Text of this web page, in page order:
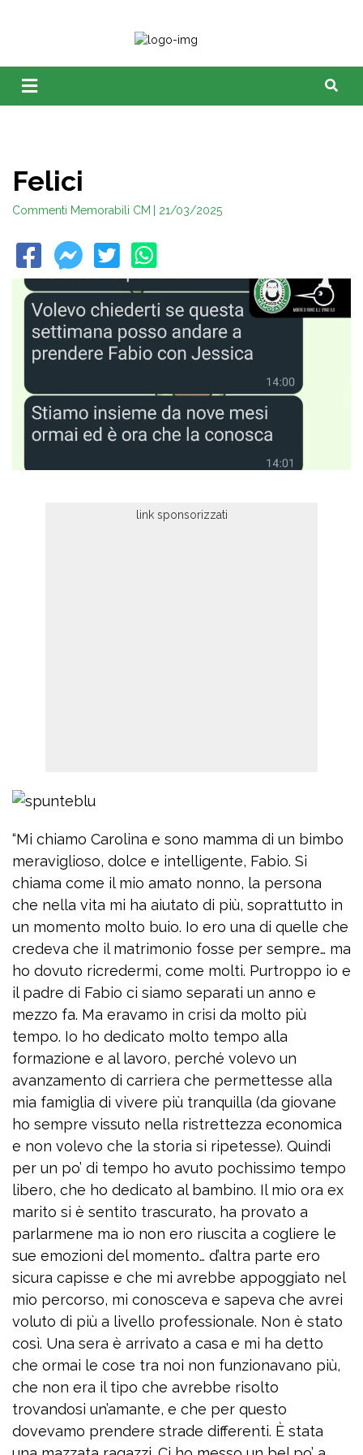
Felici
Commenti Memorabili CM | 21/03/2025
“Mi chiamo Carolina e sono mamma di un bimbo
meraviglioso, dolce e intelligente, Fabio. Si
chiama come il mio amato nonno, la persona
che nella vita mi ha aiutato di più, soprattutto in
un momento molto buio. Io ero una di quelle che
credeva che il matrimonio fosse per sempre… ma
ho dovuto ricredermi, come molti. Purtroppo io e
il padre di Fabio ci siamo separati un anno e
mezzo fa. Ma eravamo in crisi da molto più
tempo. Io ho dedicato molto tempo alla
formazione e al lavoro, perché volevo un
avanzamento di carriera che permettesse alla
mia famiglia di vivere più tranquilla (da giovane
ho sempre vissuto nella ristrettezza economica
e non volevo che la storia si ripetesse). Quindi
per un po’ di tempo ho avuto pochissimo tempo
libero, che ho dedicato al bambino. Il mio ora ex
marito si è sentito trascurato, ha provato a
parlarmene ma io non ero riuscita a cogliere le
sue emozioni del momento… d’altra parte ero
sicura capisse e che mi avrebbe appoggiato nel
mio percorso, mi conosceva e sapeva che avrei
voluto di più a livello professionale. Non è stato
così. Una sera è arrivato a casa e mi ha detto
che ormai le cose tra noi non funzionavano più,
che non era il tipo che avrebbe risolto
trovandosi un’amante, e che per questo
dovevamo prendere strade differenti. È stata